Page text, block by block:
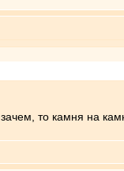
то камня на